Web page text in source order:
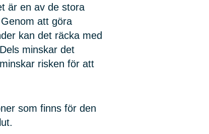
är en av de stora
att göra
kan det räcka med
minskar det
risken för att
som finns för den